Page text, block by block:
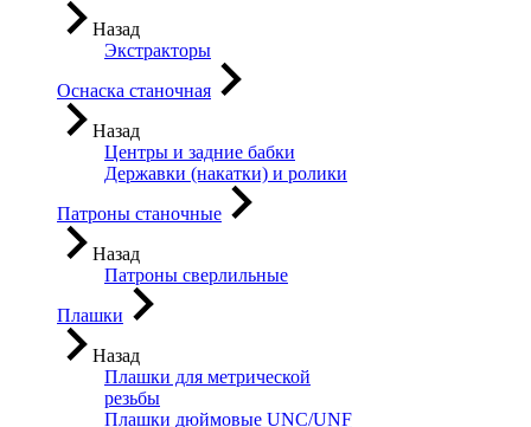
Назад
Экстракторы
Оснаска станочная
Назад
Центры и задние бабки
Державки (накатки) и ролики
Патроны станочные
Назад
Патроны сверлильные
Плашки
Назад
Плашки для метрической
резьбы
Плашки дюймовые UNC/UNF